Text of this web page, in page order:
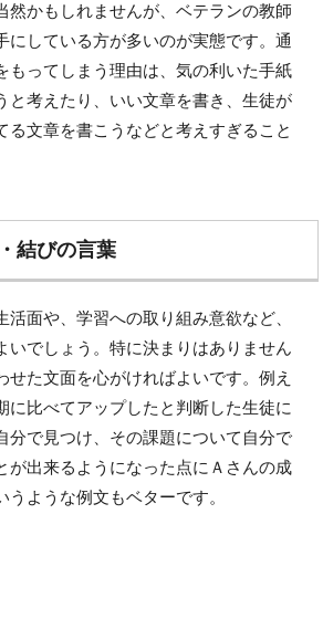
然かもしれませんが、ベテランの教師
にしている方が多いのが実態です。通
もってしまう理由は、気の利いた手紙
と考えたり、いい文章を書き、生徒が
る文章を書こうなどと考えすぎること
結びの言葉
活面や、学習への取り組み意欲など、
いでしょう。特に決まりはありません
せた文面を心がければよいです。例え
に比べてアップしたと判断した生徒に
分で見つけ、その課題について自分で
が出来るようになった点にＡさんの成
うような例文もベターです。